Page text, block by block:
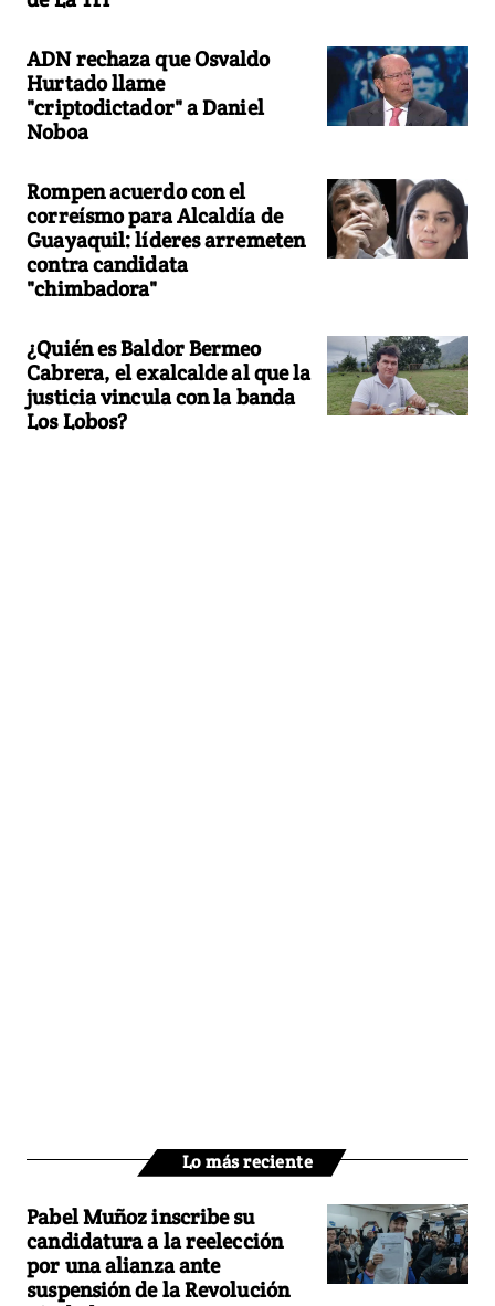
ADN rechaza que Osvaldo
Hurtado llame
"criptodictador" a Daniel
Noboa
Rompen acuerdo con el
correísmo para Alcaldía de
Guayaquil: líderes arremeten
contra candidata
"chimbadora"
¿Quién es Baldor Bermeo
Cabrera, el exalcalde al que la
justicia vincula con la banda
Los Lobos?
Lo más reciente
Pabel Muñoz inscribe su
candidatura a la reelección
por una alianza ante
suspensión de la Revolución